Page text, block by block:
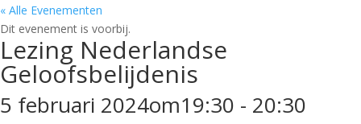
« Alle Evenementen
Dit evenement is voorbij.
Lezing Nederlandse
Geloofsbelijdenis
5 februari 2024om19:30 - 20:30